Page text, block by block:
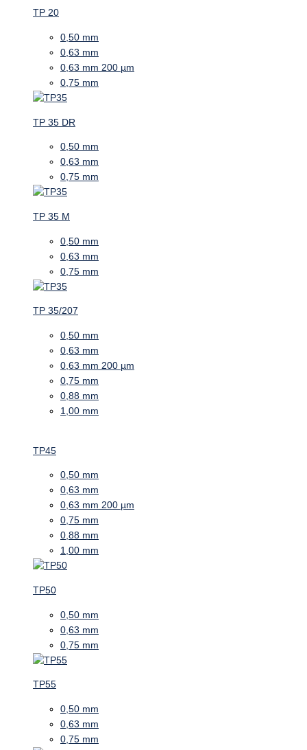
TP 20
0,50 mm
0,63 mm
0,63 mm 200 µm
0,75 mm
TP 35 DR
0,50 mm
0,63 mm
0,75 mm
TP 35 M
0,50 mm
0,63 mm
0,75 mm
TP 35/207
0,50 mm
0,63 mm
0,63 mm 200 µm
0,75 mm
0,88 mm
1,00 mm
TP45
0,50 mm
0,63 mm
0,63 mm 200 µm
0,75 mm
0,88 mm
1,00 mm
TP50
0,50 mm
0,63 mm
0,75 mm
TP55
0,50 mm
0,63 mm
0,75 mm